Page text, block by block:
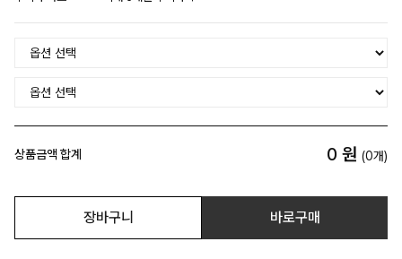
상품금액 합계 0 원 (0개)
장바구니 바로구매